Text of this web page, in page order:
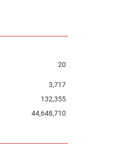
20
3,717
132,355
44,648,710